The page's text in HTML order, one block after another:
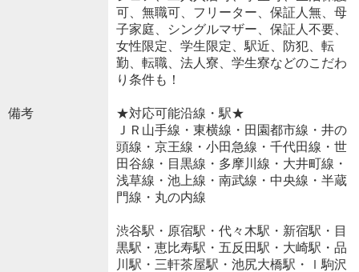
備考
可、無職可、フリーター、保証人無、母
子家庭、シングルマザー、保証人不要、
女性限定、学生限定、駅近、防犯、転
勤、転職、法人寮、学生寮などのこだわ
り条件も！
★対応可能沿線・駅★
ＪＲ山手線・東横線・田園都市線・井の
頭線・京王線・小田急線・千代田線・世
田谷線・目黒線・多摩川線・大井町線・
浅草線・池上線・南武線・中央線・半蔵
門線・丸の内線
渋谷駅・原宿駅・代々木駅・新宿駅・目
黒駅・恵比寿駅・五反田駅・大崎駅・品
川駅・三軒茶屋駅・池尻大橋駅・ｌ駒沢